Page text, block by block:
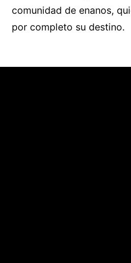
comunidad de enanos,
por completo su destino.